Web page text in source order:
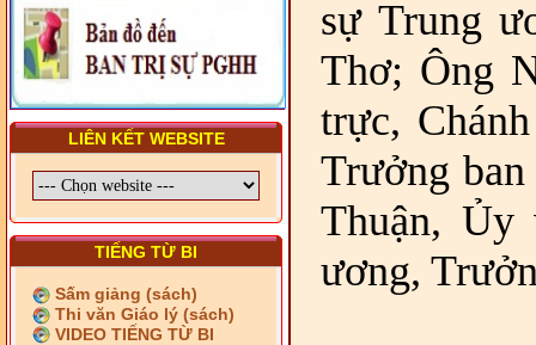
LIÊN KẾT WEBSITE
TIẾNG TỪ BI
Sấm giảng (sách)
Thi văn Giáo lý (sách)
VIDEO TIẾNG TỪ BI
sự Trung
Thơ; Ông
trực,
Trưởng
Thuận, Ủy
ương,